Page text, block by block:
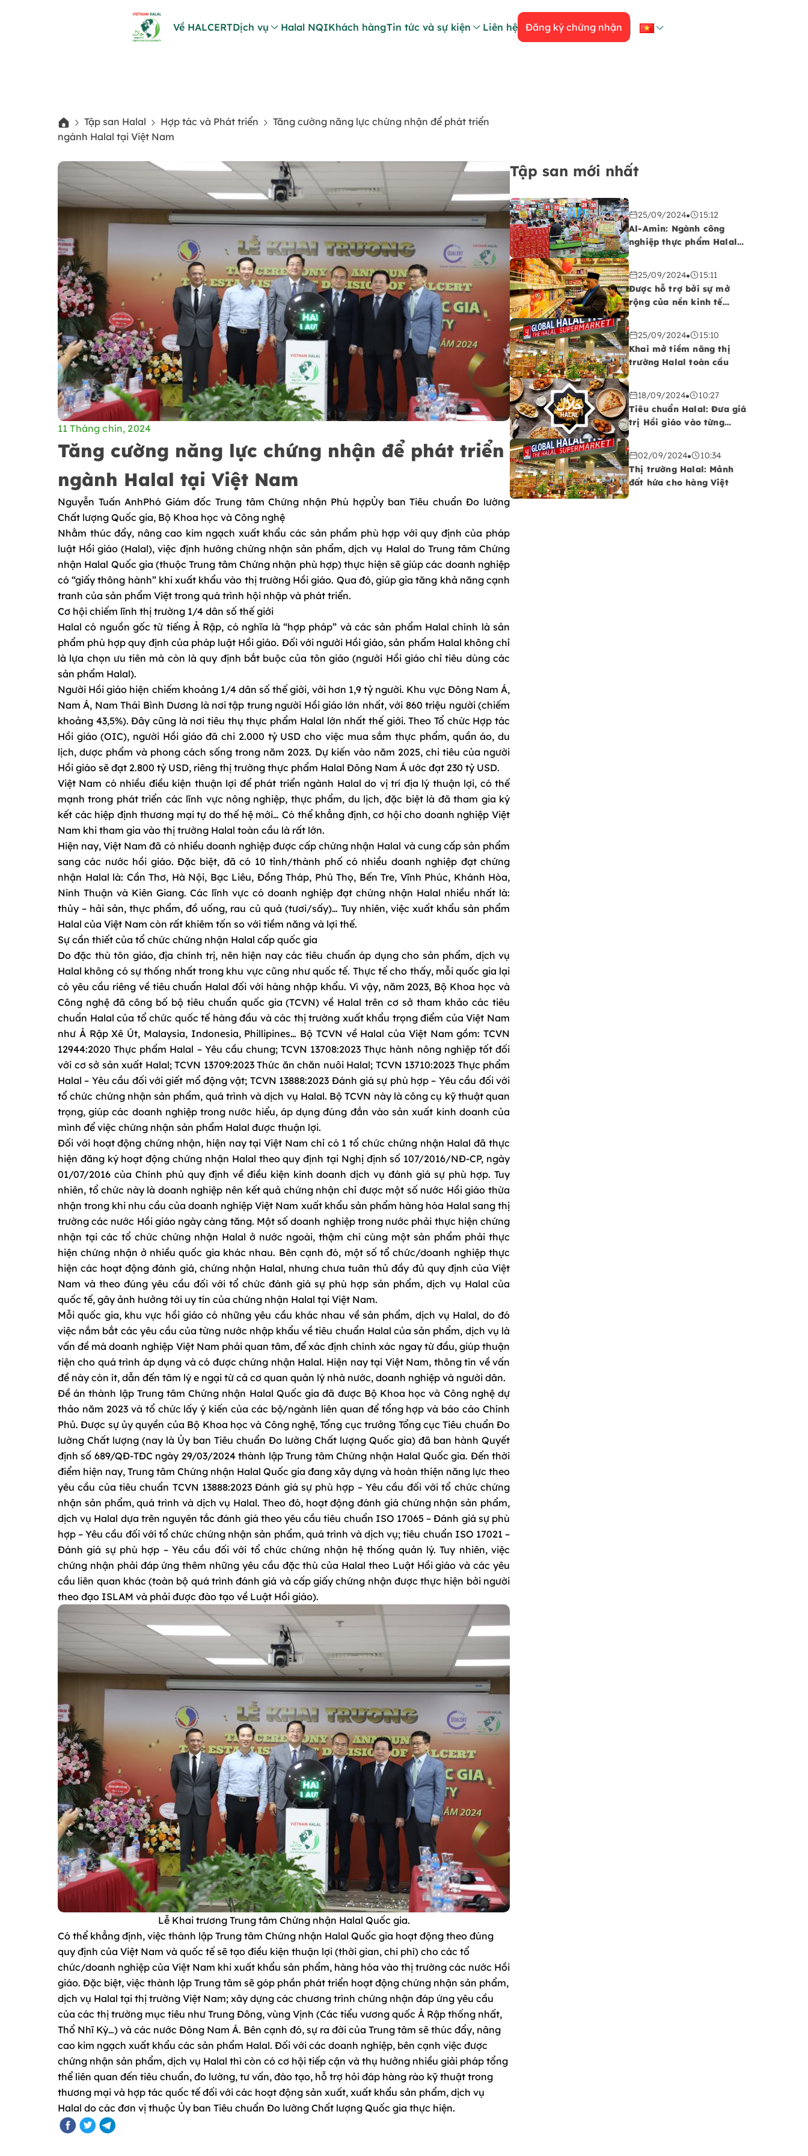
Về HALCERTDịch vụ Halal NQIKhách hàngTin tức và sự kiện Liên hệ Đăng ký chứng nhận
Tập san Halal Hợp tác và Phát triển
Tăng cường năng lực chứng nhận để phát triển
ngành Halal tại Việt Nam
11 Tháng chín, 2024
Tăng cường năng lực chứng nhận để phát triển
ngành Halal tại Việt Nam
Nguyễn Tuấn AnhPhó Giám đốc Trung tâm Chứng nhận Phù hợpỦy ban Tiêu chuẩn Đo lường
Chất lượng Quốc gia, Bộ Khoa học và Công nghệ
Nhằm thúc đẩy, nâng cao kim ngạch xuất khẩu các sản phẩm phù hợp với quy định của pháp
luật Hồi giáo (Halal), việc định hướng chứng nhận sản phẩm, dịch vụ Halal do Trung tâm Chứng
nhận Halal Quốc gia (thuộc Trung tâm Chứng nhận phù hợp) thực hiện sẽ giúp các doanh nghiệp
có “giấy thông hành” khi xuất khẩu vào thị trường Hồi giáo. Qua đó, giúp gia tăng khả năng cạnh
tranh của sản phẩm Việt trong quá trình hội nhập và phát triển.
Cơ hội chiếm lĩnh thị trường 1/4 dân số thế giới
Halal có nguồn gốc từ tiếng Ả Rập, có nghĩa là “hợp pháp” và các sản phẩm Halal chính là sản
phẩm phù hợp quy định của pháp luật Hồi giáo. Đối với người Hồi giáo, sản phẩm Halal không chỉ
là lựa chọn ưu tiên mà còn là quy định bắt buộc của tôn giáo (người Hồi giáo chỉ tiêu dùng các
sản phẩm Halal).
Người Hồi giáo hiện chiếm khoảng 1/4 dân số thế giới, với hơn 1,9 tỷ người. Khu vực Đông Nam Á,
Nam Á, Nam Thái Bình Dương là nơi tập trung người Hồi giáo lớn nhất, với 860 triệu người (chiếm
khoảng 43,5%). Đây cũng là nơi tiêu thụ thực phẩm Halal lớn nhất thế giới. Theo Tổ chức Hợp tác
Hồi giáo (OIC), người Hồi giáo đã chi 2.000 tỷ USD cho việc mua sắm thực phẩm, quần áo, du
lịch, dược phẩm và phong cách sống trong năm 2023. Dự kiến vào năm 2025, chi tiêu của người
Hồi giáo sẽ đạt 2.800 tỷ USD, riêng thị trường thực phẩm Halal Đông Nam Á ước đạt 230 tỷ USD.
Việt Nam có nhiều điều kiện thuận lợi để phát triển ngành Halal do vị trí địa lý thuận lợi, có thế
mạnh trong phát triển các lĩnh vực nông nghiệp, thực phẩm, du lịch, đặc biệt là đã tham gia ký
kết các hiệp định thương mại tự do thế hệ mới… Có thể khẳng định, cơ hội cho doanh nghiệp Việt
Nam khi tham gia vào thị trường Halal toàn cầu là rất lớn.
Hiện nay, Việt Nam đã có nhiều doanh nghiệp được cấp chứng nhận Halal và cung cấp sản phẩm
sang các nước hồi giáo. Đặc biệt, đã có 10 tỉnh/thành phố có nhiều doanh nghiệp đạt chứng
nhận Halal là: Cần Thơ, Hà Nội, Bạc Liêu, Đồng Tháp, Phú Thọ, Bến Tre, Vĩnh Phúc, Khánh Hòa,
Ninh Thuận và Kiên Giang. Các lĩnh vực có doanh nghiệp đạt chứng nhận Halal nhiều nhất là:
thủy – hải sản, thực phẩm, đồ uống, rau củ quả (tươi/sấy)… Tuy nhiên, việc xuất khẩu sản phẩm
Halal của Việt Nam còn rất khiêm tốn so với tiềm năng và lợi thế.
Sự cần thiết của tổ chức chứng nhận Halal cấp quốc gia
Do đặc thù tôn giáo, địa chính trị, nên hiện nay các tiêu chuẩn áp dụng cho sản phẩm, dịch vụ
Halal không có sự thống nhất trong khu vực cũng như quốc tế. Thực tế cho thấy, mỗi quốc gia lại
có yêu cầu riêng về tiêu chuẩn Halal đối với hàng nhập khẩu. Vì vậy, năm 2023, Bộ Khoa học và
Công nghệ đã công bố bộ tiêu chuẩn quốc gia (TCVN) về Halal trên cơ sở tham khảo các tiêu
chuẩn Halal của tổ chức quốc tế hàng đầu và các thị trường xuất khẩu trọng điểm của Việt Nam
như Ả Rập Xê Út, Malaysia, Indonesia, Phillipines… Bộ TCVN về Halal của Việt Nam gồm: TCVN
12944:2020 Thực phẩm Halal – Yêu cầu chung; TCVN 13708:2023 Thực hành nông nghiệp tốt đối
với cơ sở sản xuất Halal; TCVN 13709:2023 Thức ăn chăn nuôi Halal; TCVN 13710:2023 Thực phẩm
Halal – Yêu cầu đối với giết mổ động vật; TCVN 13888:2023 Đánh giá sự phù hợp – Yêu cầu đối với
tổ chức chứng nhận sản phẩm, quá trình và dịch vụ Halal. Bộ TCVN này là công cụ kỹ thuật quan
trọng, giúp các doanh nghiệp trong nước hiểu, áp dụng đúng đắn vào sản xuất kinh doanh của
mình để việc chứng nhận sản phẩm Halal được thuận lợi.
Đối với hoạt động chứng nhận, hiện nay tại Việt Nam chỉ có 1 tổ chức chứng nhận Halal đã thực
hiện đăng ký hoạt động chứng nhận Halal theo quy định tại Nghị định số 107/2016/NĐ-CP, ngày
01/07/2016 của Chính phủ quy định về điều kiện kinh doanh dịch vụ đánh giá sự phù hợp. Tuy
nhiên, tổ chức này là doanh nghiệp nên kết quả chứng nhận chỉ được một số nước Hồi giáo thừa
nhận trong khi nhu cầu của doanh nghiệp Việt Nam xuất khẩu sản phẩm hàng hóa Halal sang thị
trường các nước Hồi giáo ngày càng tăng. Một số doanh nghiệp trong nước phải thực hiện chứng
nhận tại các tổ chức chứng nhận Halal ở nước ngoài, thậm chí cùng một sản phẩm phải thực
hiện chứng nhận ở nhiều quốc gia khác nhau. Bên cạnh đó, một số tổ chức/doanh nghiệp thực
hiện các hoạt động đánh giá, chứng nhận Halal, nhưng chưa tuân thủ đầy đủ quy định của Việt
Nam và theo đúng yêu cầu đối với tổ chức đánh giá sự phù hợp sản phẩm, dịch vụ Halal của
quốc tế, gây ảnh hưởng tới uy tín của chứng nhận Halal tại Việt Nam.
Mỗi quốc gia, khu vực hồi giáo có những yêu cầu khác nhau về sản phẩm, dịch vụ Halal, do đó
việc nắm bắt các yêu cầu của từng nước nhập khẩu về tiêu chuẩn Halal của sản phẩm, dịch vụ là
vấn đề mà doanh nghiệp Việt Nam phải quan tâm, để xác định chính xác ngay từ đầu, giúp thuận
tiện cho quá trình áp dụng và có được chứng nhận Halal. Hiện nay tại Việt Nam, thông tin về vấn
đề này còn ít, dẫn đến tâm lý e ngại từ cả cơ quan quản lý nhà nước, doanh nghiệp và người dân.
Đề án thành lập Trung tâm Chứng nhận Halal Quốc gia đã được Bộ Khoa học và Công nghệ dự
thảo năm 2023 và tổ chức lấy ý kiến của các bộ/ngành liên quan để tổng hợp và báo cáo Chính
Phủ. Được sự ủy quyền của Bộ Khoa học và Công nghệ, Tổng cục trưởng Tổng cục Tiêu chuẩn Đo
lường Chất lượng (nay là Ủy ban Tiêu chuẩn Đo lường Chất lượng Quốc gia) đã ban hành Quyết
định số 689/QĐ-TĐC ngày 29/03/2024 thành lập Trung tâm Chứng nhận Halal Quốc gia. Đến thời
điểm hiện nay, Trung tâm Chứng nhận Halal Quốc gia đang xây dựng và hoàn thiện năng lực theo
yêu cầu của tiêu chuẩn TCVN 13888:2023 Đánh giá sự phù hợp – Yêu cầu đối với tổ chức chứng
nhận sản phẩm, quá trình và dịch vụ Halal. Theo đó, hoạt động đánh giá chứng nhận sản phẩm,
dịch vụ Halal dựa trên nguyên tắc đánh giá theo yêu cầu tiêu chuẩn ISO 17065 – Đánh giá sự phù
hợp – Yêu cầu đối với tổ chức chứng nhận sản phẩm, quá trình và dịch vụ; tiêu chuẩn ISO 17021 –
Đánh giá sự phù hợp – Yêu cầu đối với tổ chức chứng nhận hệ thống quản lý. Tuy nhiên, việc
chứng nhận phải đáp ứng thêm những yêu cầu đặc thù của Halal theo Luật Hồi giáo và các yêu
cầu liên quan khác (toàn bộ quá trình đánh giá và cấp giấy chứng nhận được thực hiện bởi người
theo đạo ISLAM và phải được đào tạo về Luật Hồi giáo).
Lễ Khai trương Trung tâm Chứng nhận Halal Quốc gia.
Có thể khẳng định, việc thành lập Trung tâm Chứng nhận Halal Quốc gia hoạt động theo đúng
quy định của Việt Nam và quốc tế sẽ tạo điều kiện thuận lợi (thời gian, chi phí) cho các tổ
chức/doanh nghiệp của Việt Nam khi xuất khẩu sản phẩm, hàng hóa vào thị trường các nước Hồi
giáo. Đặc biệt, việc thành lập Trung tâm sẽ góp phần phát triển hoạt động chứng nhận sản phẩm,
dịch vụ Halal tại thị trường Việt Nam; xây dựng các chương trình chứng nhận đáp ứng yêu cầu
của các thị trường mục tiêu như Trung Đông, vùng Vịnh (Các tiểu vương quốc Ả Rập thống nhất,
Thổ Nhĩ Kỳ…) và các nước Đông Nam Á. Bên cạnh đó, sự ra đời của Trung tâm sẽ thúc đẩy, nâng
cao kim ngạch xuất khẩu các sản phẩm Halal. Đối với các doanh nghiệp, bên cạnh việc được
chứng nhận sản phẩm, dịch vụ Halal thì còn có cơ hội tiếp cận và thụ hưởng nhiều giải pháp tổng
thể liên quan đến tiêu chuẩn, đo lường, tư vấn, đào tạo, hỗ trợ hỏi đáp hàng rào kỹ thuật trong
thương mại và hợp tác quốc tế đối với các hoạt động sản xuất, xuất khẩu sản phẩm, dịch vụ
Halal do các đơn vị thuộc Ủy ban Tiêu chuẩn Đo lường Chất lượng Quốc gia thực hiện.
Tập san mới nhất
25/09/2024
15:12
Al-Amin: Ngành công
nghiệp thực phẩm Halal
toàn cầu
25/09/2024
15:11
Được hỗ trợ bởi sự mở
rộng của nền kinh tế
tỷ USD vào năm 2024
25/09/2024
15:10
Khai mở tiềm năng thị
trường Halal toàn cầu
18/09/2024
10:27
Tiêu chuẩn Halal: Đưa giá
trị Hồi giáo vào từng
02/09/2024
10:34
Thị trường Halal: Mảnh
đất hứa cho hàng Việt